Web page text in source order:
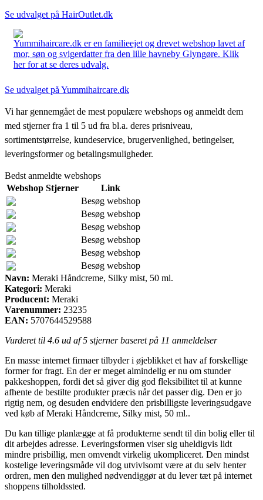
Se udvalget på HairOutlet.dk
Yummihaircare.dk er en familieejet og drevet webshop lavet af
mor, søn og svigerdatter fra den lille havneby Glyngøre. Klik
her for at se deres udvalg.
Se udvalget på Yummihaircare.dk
Vi har gennemgået de mest populære webshops og anmeldt dem
med stjerner fra 1 til 5 ud fra bl.a. deres prisniveau,
sortimentstørrelse, kundeservice, brugervenlighed, betingelser,
leveringsformer og betalingsmuligheder.
Bedst anmeldte webshops
Webshop Stjerner
Link
Besøg webshop
Besøg webshop
Besøg webshop
Besøg webshop
Besøg webshop
Besøg webshop
Navn: Meraki Håndcreme, Silky mist, 50 ml.
Kategori: Meraki
Producent: Meraki
Varenummer: 23235
EAN: 5707644529588
Vurderet til 4.6 ud af 5 stjerner baseret på 11 anmeldelser
En masse internet firmaer tilbyder i øjeblikket et hav af forskellige
former for fragt. En der er meget almindelig er nu om stunder
pakkeshoppen, fordi det så giver dig god fleksibilitet til at kunne
afhente de bestilte produkter præcis når det passer dig. Den er jo
rigtig nem, og desuden endvidere den prisbilligste leveringsudgave
ved køb af Meraki Håndcreme, Silky mist, 50 ml..
Du kan tillige planlægge at få produkterne sendt til din bolig eller til
dit arbejdes adresse. Leveringsformen viser sig uheldigvis lidt
mindre prisbillig, men omvendt virkelig ukompliceret. Den mindst
kostelige leveringsmåde vil dog utvivlsomt være at du selv henter
ordren, men den mulighed nødvendiggør at du lever tæt på internet
shoppens tilholdssted.